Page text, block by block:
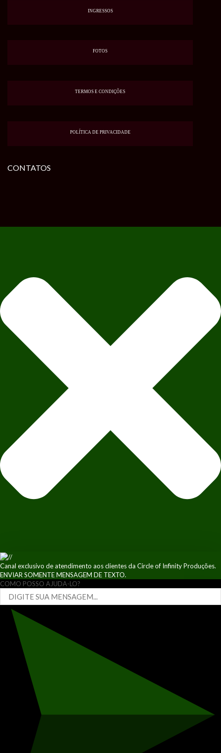
INGRESSOS
FOTOS
TERMOS E CONDIÇÕES
POLÍTICA DE PRIVACIDADE
CONTATOS
Canal exclusivo de atendimento aos clientes da Circle of Infinity Produções.
ENVIAR SOMENTE MENSAGEM DE TEXTO.
COMO POSSO AJUDA-LO?